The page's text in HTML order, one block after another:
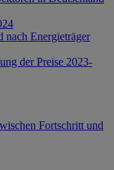
nach Energieträger
der Preise 2023-
Fortschritt und